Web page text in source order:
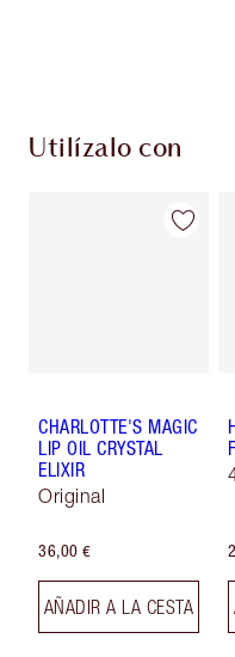
Utilízalo con
CHARLOTTE'S MAGIC
LIP OIL CRYSTAL
ELIXIR
Original
36,00 €
AÑADIR A LA CESTA